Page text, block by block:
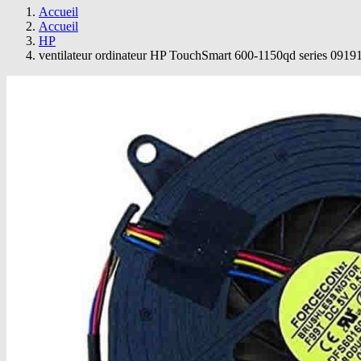
Accueil
Accueil
HP
ventilateur ordinateur HP TouchSmart 600-1150qd series